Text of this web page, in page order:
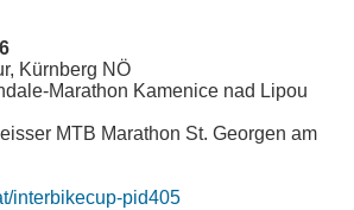
Kürnberg NÖ
Marathon Kamenice nad Lipou
MTB Marathon St. Georgen am
interbikecup-pid405